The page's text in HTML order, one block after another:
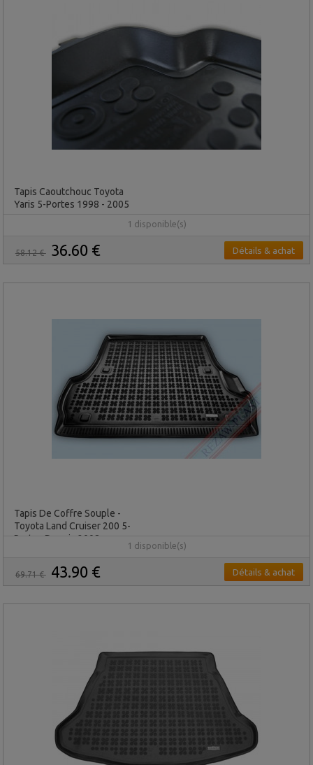
Tapis Caoutchouc Toyota
Yaris 5-Portes 1998 - 2005
1 disponible(s)
58.12 € 36.60 € Détails & achat
Tapis De Coffre Souple -
Toyota Land Cruiser 200 5-
Portes Depuis 2008
1 disponible(s)
69.71 € 43.90 € Détails & achat